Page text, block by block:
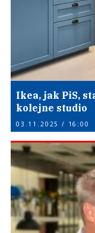
Ikea, jak PiS,
kolejne studio
03.11.2025 / 16:00